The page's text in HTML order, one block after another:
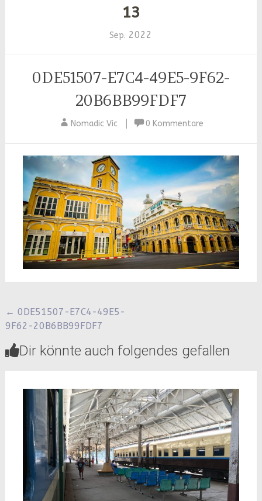
13
Sep. 2022
0DE51507-E7C4-49E5-9F62-
20B6BB99FDF7
Nomadic Vic 0 Kommentare
Beitragsnavigation
← 0DE51507-E7C4-49E5-
9F62-20B6BB99FDF7
Dir könnte auch folgendes gefallen